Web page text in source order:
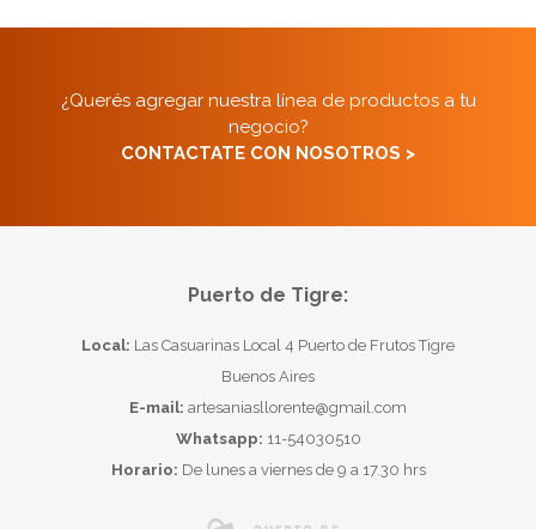
¿Querés agregar nuestra línea de productos a tu
negocio?
CONTACTATE CON NOSOTROS >
Puerto de Tigre:
Local: Las Casuarinas Local 4 Puerto de Frutos Tigre
Buenos Aires
E-mail: artesaniasllorente@gmail.com
Whatsapp: 11-54030510
Horario: De lunes a viernes de 9 a 17.30 hrs